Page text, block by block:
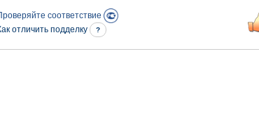
соответствие
отличить подделку
?